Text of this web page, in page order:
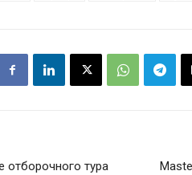
отборочного тура